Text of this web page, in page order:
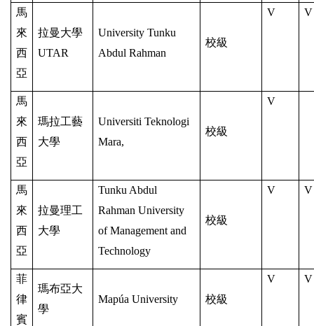
馬
來
西
亞
拉曼大學
UTAR
University Tunku
Abdul Rahman
校級
V V
馬
來
西
亞
瑪拉工藝
大學
Universiti Teknologi
Mara,
校級
V
馬
來
西
亞
拉曼理工
大學
Tunku Abdul
Rahman University
of Management and
Technology
校級
V V
菲
律
賓
瑪布亞大
學
Mapúa University 校級
V V